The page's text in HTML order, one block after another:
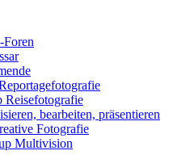
Foren
Reisefotografie
bearbeiten, präsentieren
Fotografie
Multivision